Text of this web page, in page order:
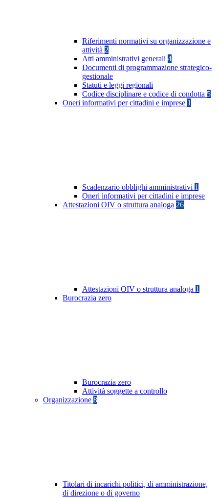
Riferimenti normativi su organizzazione e
attività 2
Atti amministrativi generali 4
Documenti di programmazione strategico-
gestionale
Statuti e leggi regionali
Codice disciplinare e codice di condotta 5
Oneri informativi per cittadini e imprese 1
Scadenzario obblighi amministrativi 1
Oneri informativi per cittadini e imprese
Attestazioni OIV o struttura analoga 26
Attestazioni OIV o struttura analoga 1
Burocrazia zero
Burocrazia zero
Attività soggette a controllo
Organizzazione 8
Titolari di incarichi politici, di amministrazione,
di direzione o di governo